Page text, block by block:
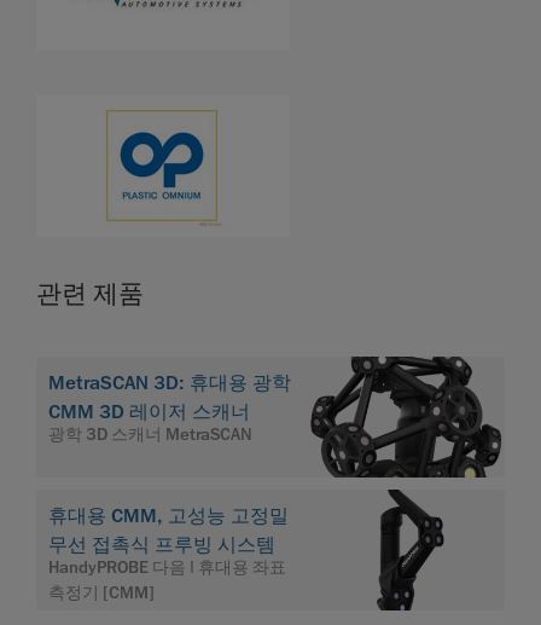
관련 제품
MetraSCAN 3D: 휴대용 광학
CMM 3D 레이저 스캐너
광학 3D 스캐너 MetraSCAN
휴대용 CMM, 고성능 고정밀
무선 접촉식 프루빙 시스템
HandyPROBE 다음 | 휴대용 좌표
측정기 [CMM]